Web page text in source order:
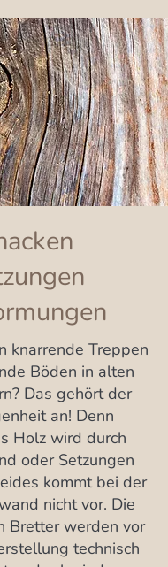
knarrende Treppen
Böden in alten
Das gehört der
an! Denn
Holz wird durch
oder Setzungen
kommt bei der
nicht vor. Die
Bretter werden vor
technisch